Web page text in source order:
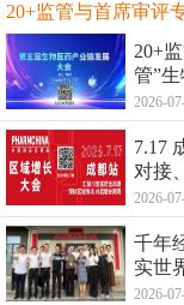
20+
管”
2026-
7.17
对接
2026-
千年
实世
2026-